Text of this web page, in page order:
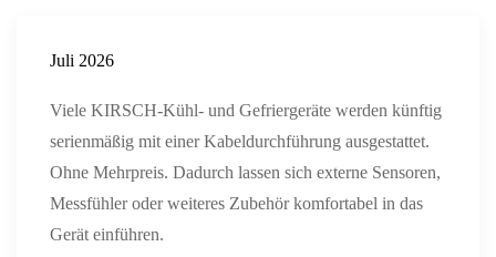
Juli 2026
Viele KIRSCH-Kühl- und Gefriergeräte werden künftig
serienmäßig mit einer Kabeldurchführung ausgestattet.
Ohne Mehrpreis. Dadurch lassen sich externe Sensoren,
Messfühler oder weiteres Zubehör komfortabel in das
Gerät einführen.